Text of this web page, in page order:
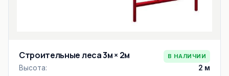
Строительные леса 3м × 2м В НАЛИЧИИ
Высота:
2 м